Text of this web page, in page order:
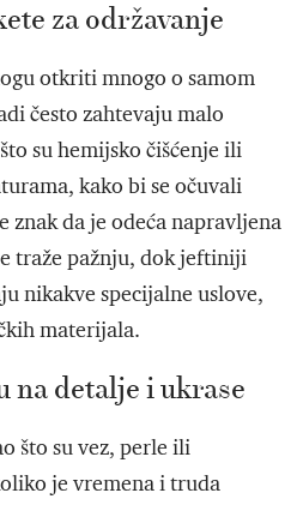
za održavanje
otkriti mnogo o samom
često zahtevaju malo
su hemijsko čišćenje ili
kako bi se očuvali
znak da je odeća napravljena
traže pažnju, dok jeftiniji
nikakve specijalne uslove,
materijala.
na detalje i ukrase
što su vez, perle ili
je vremena i truda